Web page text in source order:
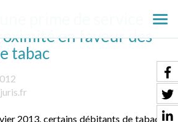
le
prime de service
en faveur des
tabac
2013, certains débitants de tabac